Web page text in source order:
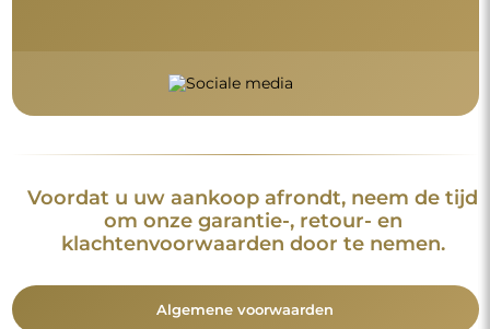
Voordat u uw aankoop afrondt, neem de tijd
om onze garantie-, retour- en
klachtenvoorwaarden door te nemen.
Algemene voorwaarden